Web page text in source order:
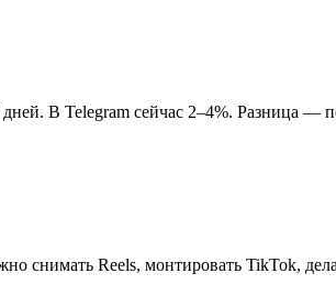
В Telegram сейчас 2–4%. Разница —
снимать Reels, монтировать TikTok,